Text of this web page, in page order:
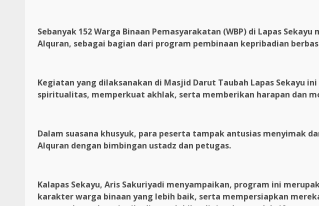
Sebanyak 152 Warga Binaan Pemasyarakatan (WBP) di Lapas
Alquran, sebagai bagian dari program pembinaan kepribadian
Kegiatan yang dilaksanakan di Masjid Darut Taubah Lapas Sekayu
spiritualitas, memperkuat akhlak, serta memberikan harapan dan
Dalam suasana khusyuk, para peserta tampak antusias menyimak
Alquran dengan bimbingan ustadz dan petugas.
Kalapas Sekayu, Aris Sakuriyadi menyampaikan, program ini
karakter warga binaan yang lebih baik, serta mempersiapkan